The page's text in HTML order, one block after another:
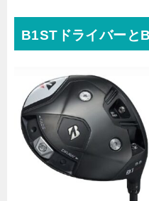
B1STドライバーと